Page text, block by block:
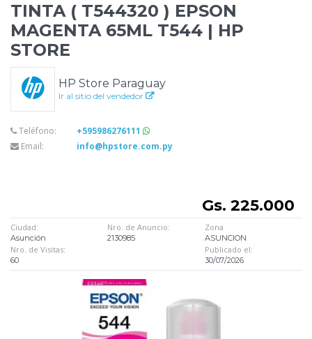
TINTA ( T544320 ) EPSON
MAGENTA 65ML T544 | HP
STORE
HP Store Paraguay
Ir al sitio del vendedor
Teléfono:
+595986276111
Email:
info@hpstore.com.py
Gs. 225.000
Ciudad:
Asunción
Nro. de Anuncio:
2130985
Zona
ASUNCION
Nro. de Visitas:
60
Publicado el:
30/07/2026